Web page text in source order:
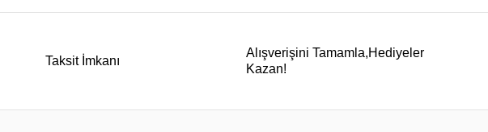
Taksit İmkanı
Alışverişini Tamamla,Hediyeler
Kazan!